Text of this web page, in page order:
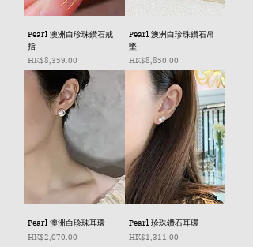
Pearl 澳洲白珍珠鑽石戒
指
價格
HK$8,359.00
Pearl 澳洲白珍珠鑽石吊
墜
價格
HK$8,850.00
Pearl 澳洲白珍珠耳環
價格
HK$2,070.00
Pearl 珍珠鑽石耳環
價格
HK$1,311.00